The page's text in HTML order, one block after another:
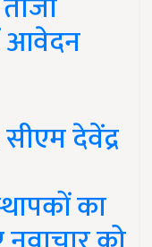
आवेदन
देवेंद्र
का